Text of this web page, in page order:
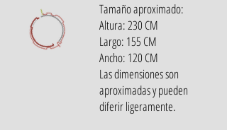
Tamaño aproximado:
Altura: 230 CM
Largo: 155 CM
Ancho: 120 CM
Las dimensiones son
aproximadas y pueden
diferir ligeramente.